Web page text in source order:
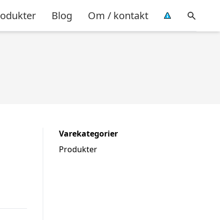
Blog Om / kontakt
Varekategorier
Produkter